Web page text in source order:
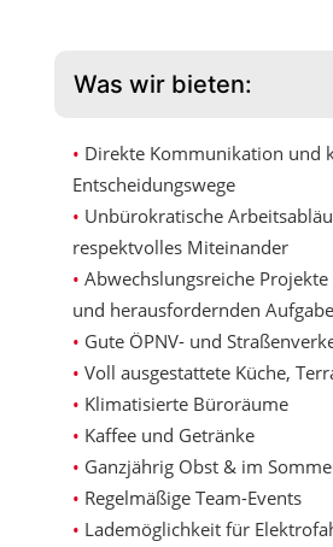
Was wir bieten:
Direkte Kommunikation und
Entscheidungswege
Unbürokratische
respektvolles Miteinander
Abwechslungsreiche
und herausfordernden
Gute ÖPNV- und
Voll ausgestattete Küche,
Klimatisierte Büroräume
Kaffee und Getränke
Ganzjährig Obst & im
Regelmäßige Team-Events
Lademöglichkeit für